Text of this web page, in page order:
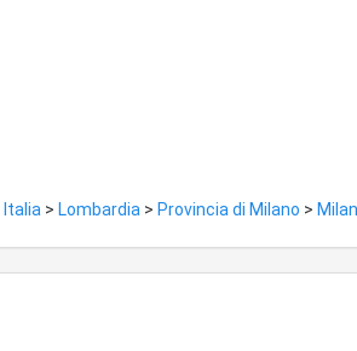
Italia > Lombardia > Provincia di Milano >